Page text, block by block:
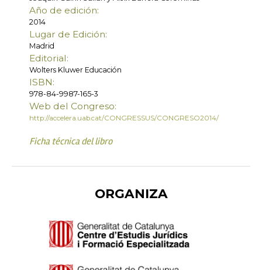
Año de edición:
2014
Lugar de Edición:
Madrid
Editorial:
Wolters Kluwer Educación
ISBN:
978-84-9987-165-3
Web del Congreso:
http://accelera.uab.cat/CONGRESSUS/CONGRESO2014/
Ficha técnica del libro
ORGANIZA